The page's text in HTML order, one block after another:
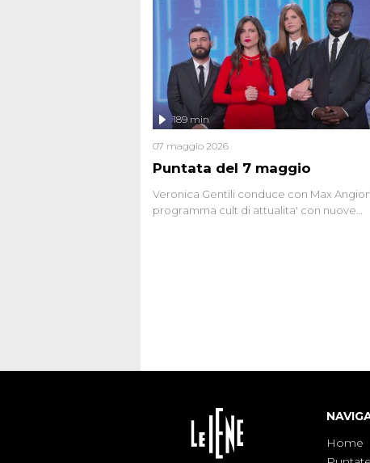
gli anni '90 e il 2000 che,
potrebbe essere ancora in libertà. Lo
affronta inoltre le zone d'ombra sul Mostro
Firenze, le cui responsabilità appaiono
oggi avvolte in un groviglio di dubbi mai
chiariti. Nel corso dello speciale anche
l'intervista inedita a Olindo Romano,
ne...
Puntata del 7 maggio
189 min
07 maggio 2026
Veronica Gentili conduce con Max
programma cult di attualita' con nuove
Home